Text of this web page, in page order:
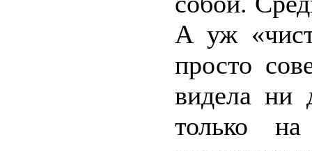
А уж
просто
видела ни
только